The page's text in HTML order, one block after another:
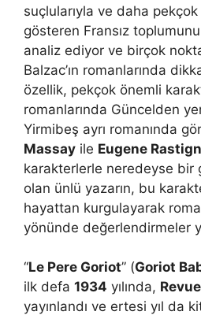
suçlularıyla ve daha
gösteren Fransız
analiz ediyor ve birçok
Balzac’ın romanlarında
özellik, pekçok önemli
romanlarında Güncelden
Yirmibeş ayrı romanında
Massay ile Eugene
karakterlerle neredeyse bir
olan ünlü yazarın, bu
hayattan kurgulayarak
yönünde değerlendirmeler
“Le Pere Goriot” (Goriot
ilk defa 1934 yılında,
yayınlandı ve ertesi yıl da